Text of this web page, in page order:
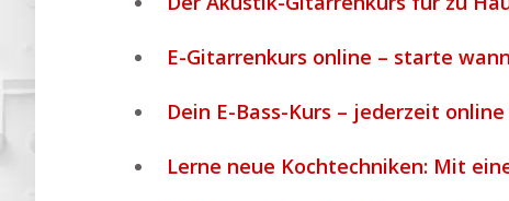
E-Gitarrenkurs online – starte
Dein E-Bass-Kurs – jederzeit
Lerne neue Kochtechniken: Mit